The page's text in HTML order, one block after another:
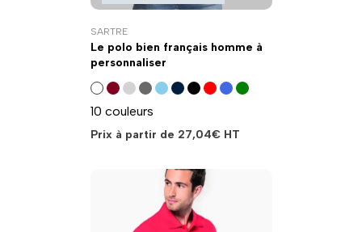
SARTRE
Le polo bien français homme à
personnaliser
10 couleurs
Prix à partir de 27,04€HT